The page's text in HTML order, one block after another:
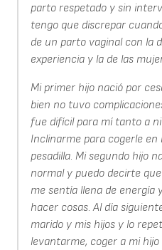
parto respetado y sin
tengo que discrepar
de un parto vaginal con la
experiencia y la de las
Mi primer hijo nació por
bien no tuvo
fue difícil para mí tanto a
Inclinarme para cogerle
pesadilla. Mi segundo hijo
normal y puedo decirte
me sentía llena de
hacer cosas. Al día
marido y mis hijos y lo
levantarme, coger a mi